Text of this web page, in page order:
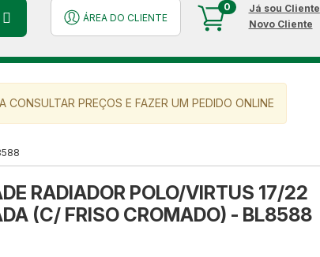
ÁREA DO CLIENTE
0 Já sou Cliente
Novo Cliente
PREÇOS E FAZER UM PEDIDO ONLINE
RADIADOR POLO/VIRTUS 17/22
(C/ FRISO CROMADO) - BL8588